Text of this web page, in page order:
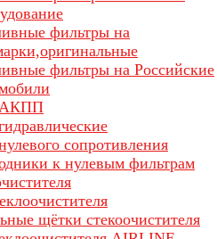
фильтры на
фильтры на Российские
АКПП
сопротивления
к нулевым фильтрам
щётки стекоочистителя